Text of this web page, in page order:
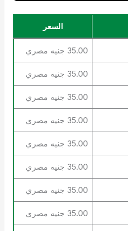
السعر
35.00 جنيه مصري
35.00 جنيه مصري
35.00 جنيه مصري
35.00 جنيه مصري
35.00 جنيه مصري
35.00 جنيه مصري
35.00 جنيه مصري
35.00 جنيه مصري